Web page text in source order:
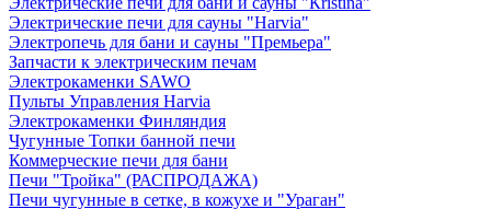
Электрические печи для сауны "Harvia"
Электропечь для бани и сауны "Премьера"
Запчасти к электрическим печам
Электрокаменки SAWO
Пульты Управления Harvia
Электрокаменки Финляндия
Чугунные Топки банной печи
Коммерческие печи для бани
Печи "Тройка" (РАСПРОДАЖА)
Печи чугунные в сетке, в кожухе и "Ураган"